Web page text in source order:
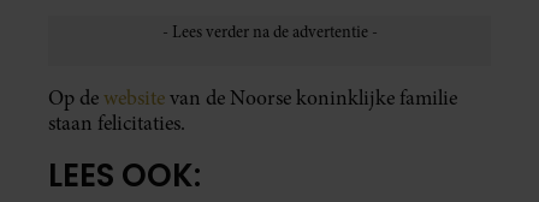
Op dewebsitevan de Noorse koninklijke familie
staan felicitaties.
LEES OOK: